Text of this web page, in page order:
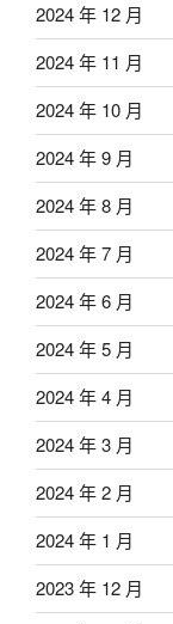
2024 年 12 月
2024 年 11 月
2024 年 10 月
2024 年 9 月
2024 年 8 月
2024 年 7 月
2024 年 6 月
2024 年 5 月
2024 年 4 月
2024 年 3 月
2024 年 2 月
2024 年 1 月
2023 年 12 月